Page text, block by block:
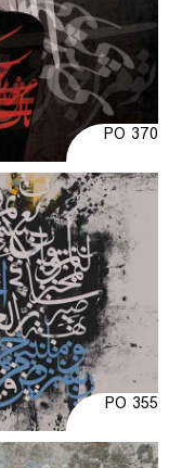
PO 370
PO 355